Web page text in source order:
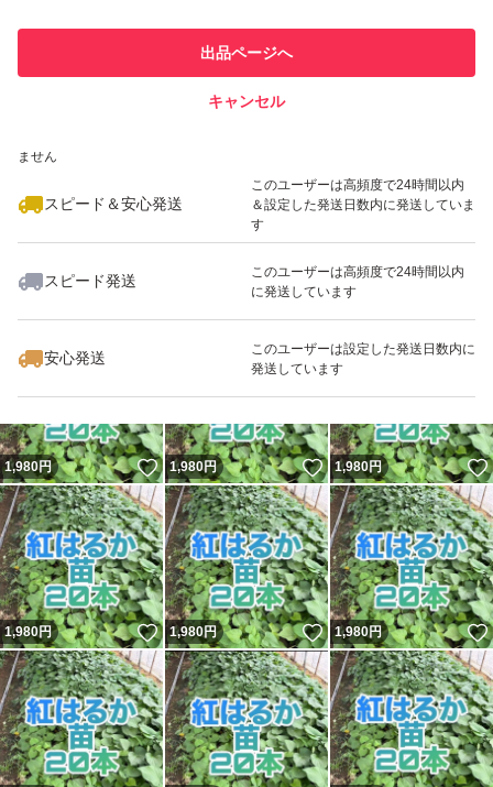
での取引実績があります
ません
スピード＆安心発送
このユーザーは高頻度で24時間以内
＆設定した発送日数内に発送していま
す
スピード発送
このユーザーは高頻度で24時間以内
に発送しています
安心発送
このユーザーは設定した発送日数内に
発送しています
出品ページへ
キャンセル
いいね！
1,980
1,980円 いいね！
1,980円 いいね！
1,980円
1,980円 いいね！
1,980円 いいね！
1,980円